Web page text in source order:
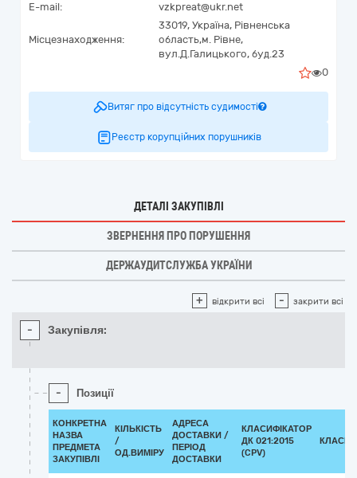
E-mail:
vzkpreat@ukr.net
Місцезнаходження:
33019, Україна, Рівненська
область,м. Рівне,
вул.Д.Галицького, буд.23
0
Витяг про відсутність судимості
Реєстр корупційних порушників
ДЕТАЛІ ЗАКУПІВЛІ
ЗВЕРНЕННЯ ПРО ПОРУШЕННЯ
ДЕРЖАУДИТСЛУЖБА УКРАЇНИ
+ відкрити всі - закрити всі
- Закупівля:
- Позиції
КОНКРЕТНА
НАЗВА
ПРЕДМЕТА
ЗАКУПІВЛІ
КІЛЬКІСТЬ
/
ОД.ВИМІРУ
АДРЕСА
ДОСТАВКИ /
ПЕРІОД
ДОСТАВКИ
КЛАСИФІКАТОР
ДК 021:2015
(CPV)